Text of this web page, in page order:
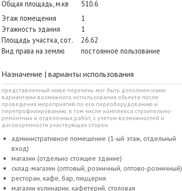
Общая площадь, м.кв
510.6
Этаж помещения
1
Этажность здания
1
Площадь участка, сот.
26.62
Вид права на землю
постоянное пользование
Назначение | варианты использования
представленный ниже перечень мог быть дополнен нами
вариантами возможного использования объекта после
проведения мероприятий по его переоборудованию и
перепрофилированию, в том числе комплекса строительно-
ремонтных и отделочных работ, с учетом возможностей и
договоренности участвующих сторон
административное помещение (1-ый этаж, отдельный
вход)
магазин (отдельно стоящее здание)
склад-магазин (оптовый, розничный, оптово-розничный)
ресторан, кафе, бар, пиццерия
магазин кулинарии, кафетерий, столовая